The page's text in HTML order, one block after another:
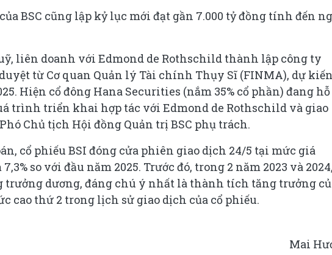
BSC cũng lập kỷ lục mới đạt gần 7.000 tỷ đồng tính đến
liên doanh với Edmond de Rothschild thành lập công ty
từ Cơ quan Quản lý Tài chính Thụy Sĩ (FINMA), dự
Hiện cổ đông Hana Securities (nắm 35% cổ phần) đang
trình triển khai hợp tác với Edmond de Rothschild và giao
Chủ tịch Hội đồng Quản trị BSC phụ trách.
cổ phiếu BSI đóng cửa phiên giao dịch 24/5 tại mức giá
so với đầu năm 2025. Trước đó, trong 2 năm 2023 và
trưởng dương, đáng chú ý nhất là thành tích tăng trưởng
cao thứ 2 trong lịch sử giao dịch của cổ phiếu.
Mai